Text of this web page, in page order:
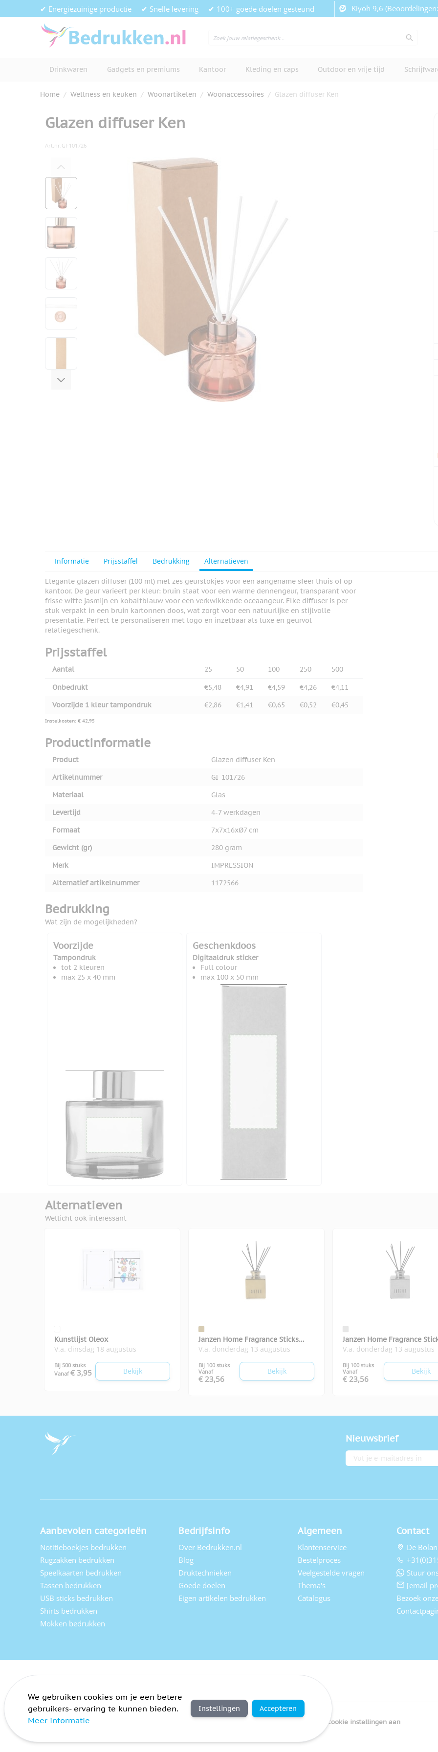
Ga naar de inhoud✔ Energiezuinige productie ✔ Snelle levering ✔ 100+ goede doelen gesteund Kiyoh 9,6
Drinkwaren Gadgets en premiums Kantoor Kleding en caps Outdoor en vrije tijd
Home / Wellness en keuken / Woonartikelen / Woonaccessoires / Glazen diffuser Ken
Glazen diffuser Ken
Art.nr.GI-101726
Hoofdafbeelding
Klik om afbeelding op volledig scherm te bekijken
View larger image
View larger image
Informatie Prijsstaffel Bedrukking Alternatieven
Elegante glazen diffuser (100 ml) met zes geurstokjes voor een aangename sfeer thuis of op
kantoor. De geur varieert per kleur: bruin staat voor een warme dennengeur, transparant voor
frisse witte jasmijn en kobaltblauw voor een verkwikkende oceaangeur. Elke diffuser is per
stuk verpakt in een bruin kartonnen doos, wat zorgt voor een natuurlijke en stijlvolle
presentatie. Perfect te personaliseren met logo en inzetbaar als luxe en geurvol
relatiegeschenk.
Prijsstaffel
Aantal 25 50 100 250 500
Onbedrukt €5,48 €4,91 €4,59 €4,26
€4,11
Voorzijde 1 kleur tampondruk
€2,86 €1,41 €0,65 €0,52 €0,45
Instelkosten: € 42,95
Productinformatie
Product
Glazen diffuser Ken
Artikelnummer
GI-101726
Materiaal
Glas
Levertijd
4-7 werkdagen
Formaat
7x7x16xØ7 cm
Gewicht (gr)
280 gram
Merk
IMPRESSION
Alternatief artikelnummer
1172566
Bedrukking
Wat zijn de mogelijkheden?
Voorzijde
Tampondruk
tot 2 kleuren
max 25 x 40 mm
Geschenkdoos
Digitaaldruk sticker
Full colour
max 100 x 50 mm
Alternatieven
Wellicht ook interessant
Kunstlijst Oleox
V.a. dinsdag 18 augustus
Bij 500 stuks
Vanaf € 3,95 Bekijk
Janzen Home Fragrance Sticks
Euphoria
V.a. donderdag 13 augustus
Bij 100 stuks
Vanaf
€ 23,56
Bekijk
Janzen Home Fragrance
Heavenly
V.a. donderdag 13 augustus
Bij 100 stuks
Vanaf
€ 23,56
Bekijk
Nieuwsbrief
E-mailadres
Aanbevolen categorieën
Notitieboekjes bedrukken
Rugzakken bedrukken
Speelkaarten bedrukken
Tassen bedrukken
USB sticks bedrukken
Shirts bedrukken
Mokken bedrukken
Bedrijfsinfo
Over Bedrukken.nl
Blog
Druktechnieken
Goede doelen
Eigen artikelen bedrukken
Algemeen
Klantenservice
Bestelproces
Veelgestelde vragen
Thema's
Catalogus
Contact
De
Stuur
[email
Bezoek
Algemene voorwaarden Pas cookie instellingen aan
We gebruiken cookies om je een betere
gebruikers- ervaring te kunnen bieden.
Meer informatie
Instellingen Accepteren